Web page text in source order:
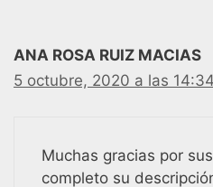
ANA ROSA RUIZ MACIAS
5 octubre, 2020 a las 14:34
Muchas gracias por
completo su